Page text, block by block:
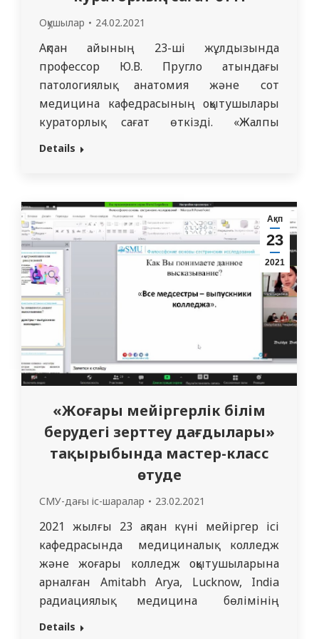
Оқушылар 24.02.2021
Ақпан айының 23-ші жұлдызында
профессор Ю.В. Пругло атындағы
патологиялық анатомия және сот
медицина кафедрасының оқытушылары
кураторлық сағат өткізді. «Жалпы
медицина» мамандығының 3430
әлемдегі заманауи Қазақстан мәдениеті»,
«Ұлы даланың Ұлы есімдері», «Мың
жылдық дала фольклоры мен музыкасы»
атты баяндамаларымен бөлісті. Білім
алушылар халқымыздың еңбек сіңірген
зиялыларын…
Details
Ақп
23
2021
«Жоғары мейіргерлік білім
берудегі зерттеу дағдылары»
тақырыбында мастер-класс
өтуде
СМУ-дағы іс-шаралар 23.02.2021
2021 жылғы 23 ақпан күні мейіргер ісі
кафедрасында медициналық колледж
және жоғары колледж оқытушыларына
арналған Amitabh Arya, Lucknow, India
радиациялық медицина бөлімінің
дәрігері, медицина ғылымдарының
Details